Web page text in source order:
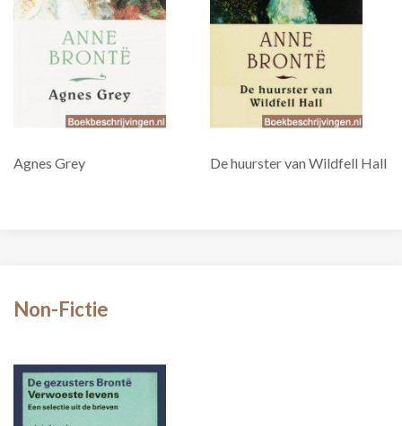
Agnes Grey De huurster van Wildfell Hall
Non-Fictie